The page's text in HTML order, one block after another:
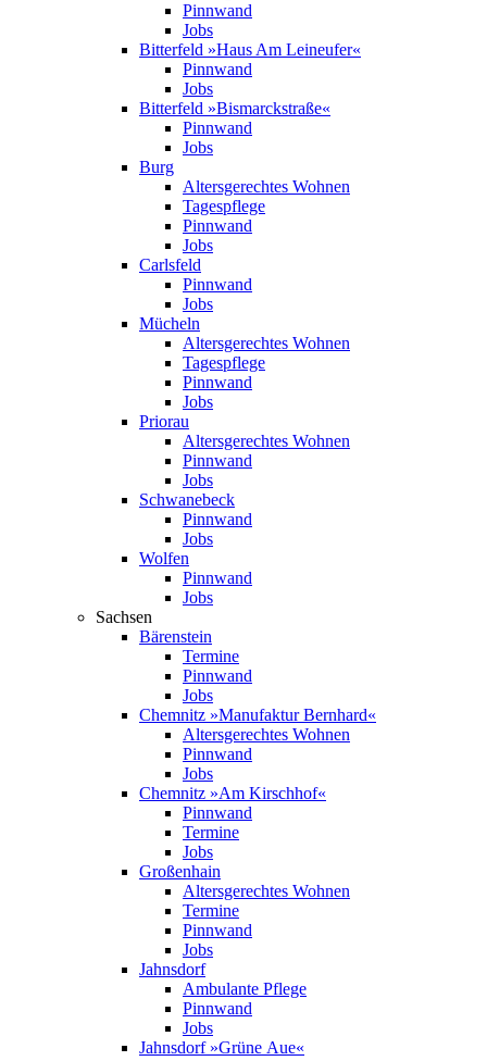
Pinnwand
Jobs
Bitterfeld »Haus Am Leineufer«
Pinnwand
Jobs
Bitterfeld »Bismarck­straße«
Pinnwand
Jobs
Burg
Altersgerechtes Wohnen
Tagespflege
Pinnwand
Jobs
Carlsfeld
Pinnwand
Jobs
Mücheln
Altersgerechtes Wohnen
Tagespflege
Pinnwand
Jobs
Priorau
Altersgerechtes Wohnen
Pinnwand
Jobs
Schwanebeck
Pinnwand
Jobs
Wolfen
Pinnwand
Jobs
Sachsen
Bärenstein
Termine
Pinnwand
Jobs
Chemnitz »Manufaktur Bernhard«
Altersgerechtes Wohnen
Pinnwand
Jobs
Chemnitz »Am Kirschhof«
Pinnwand
Termine
Jobs
Großenhain
Altersgerechtes Wohnen
Termine
Pinnwand
Jobs
Jahnsdorf
Ambulante Pflege
Pinnwand
Jobs
Jahnsdorf »Grüne Aue«